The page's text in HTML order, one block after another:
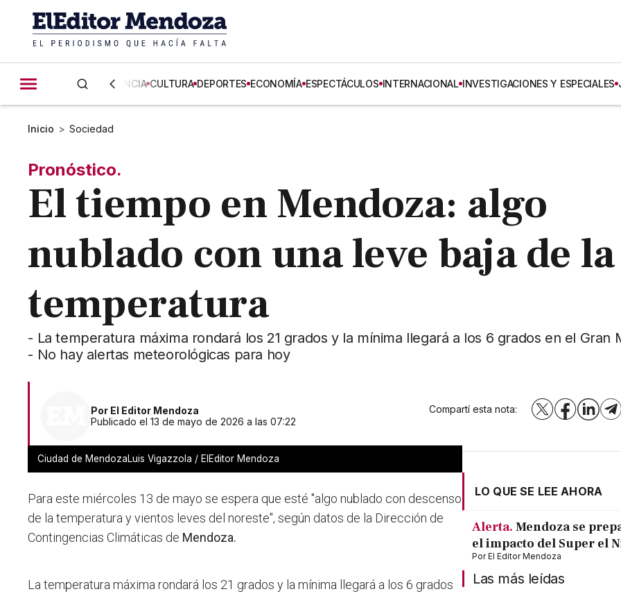
CIENCIA CULTURA DEPORTES ECONOMÍA ESPECTÁCULOS INTERNACIONAL INVESTIGACIONES Y ESPECIALES
Inicio > Sociedad
Pronóstico.
El tiempo en Mendoza: algo
nublado con una leve baja de la
temperatura
- La temperatura máxima rondará los 21 grados y la mínima llegará a los 6 grados en el Gran
- No hay alertas meteorológicas para hoy
Por El Editor Mendoza
Publicado el 13 de mayo de 2026 a las 07:22
Compartí esta nota: X Facebook
Ciudad de MendozaLuis Vigazzola / ElEditor Mendoza
Para este miércoles 13 de mayo se espera que esté"algo nublado con descenso
de la temperatura y vientos leves del noreste", según datos de la Dirección de
Contingencias Climáticas de Mendoza.
La temperatura máxima rondará los 21 grados y la mínima llegará a los 6 grados
LO QUE SE LEE AHORA
Alerta. Mendoza se
el impacto del Super el
PorEl Editor Mendoza
Las más leídas